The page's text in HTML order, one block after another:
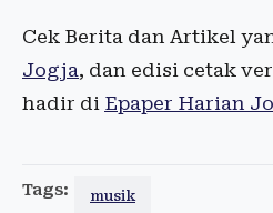
Cek Berita dan Artikel
Jogja, dan edisi cetak
hadir di Epaper Harian
Tags: musik